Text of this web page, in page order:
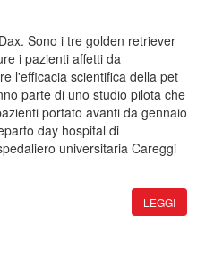
Sono i tre golden retriever
i pazienti affetti da
l'efficacia scientifica della pet
parte di uno studio pilota che
portato avanti da gennaio
day hospital di
universitaria Careggi
LEGGI